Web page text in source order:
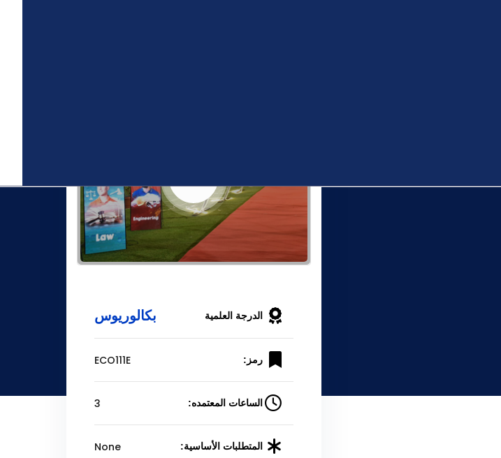
الدرجة العلمية بكالوريوس
رمز: ECO111E
الساعات المعتمده: 3
المتطلبات الأساسية: None